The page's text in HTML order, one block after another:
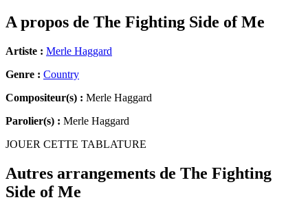
A propos de The Fighting Side of Me
Artiste : Merle Haggard
Genre : Country
Compositeur(s) : Merle Haggard
Parolier(s) : Merle Haggard
JOUER CETTE TABLATURE
Autres arrangements de The Fighting
Side of Me